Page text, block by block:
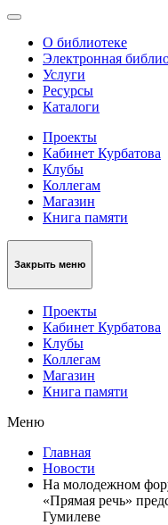
О библиотеке
Электронная
Услуги
Ресурсы
Каталоги
Проекты
Кабинет Курбатова
Клубы
Коллегам
Магазин
Книга памяти
Закрыть меню
Проекты
Кабинет Курбатова
Клубы
Коллегам
Магазин
Книга памяти
Меню
Главная
Новости
На молодежном
«Прямая речь»
Гумилеве